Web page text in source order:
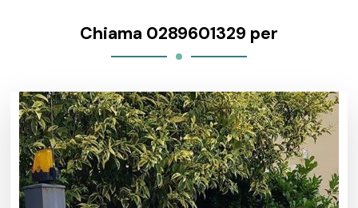
Chiama 0289601329 per